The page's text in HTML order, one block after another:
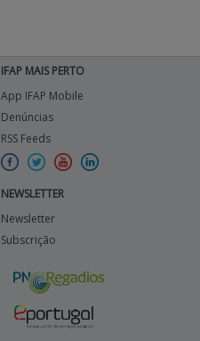
IFAP MAIS PERTO
App IFAP Mobile
Denúncias
RSS Feeds
NEWSLETTER
Newsletter
Subscrição